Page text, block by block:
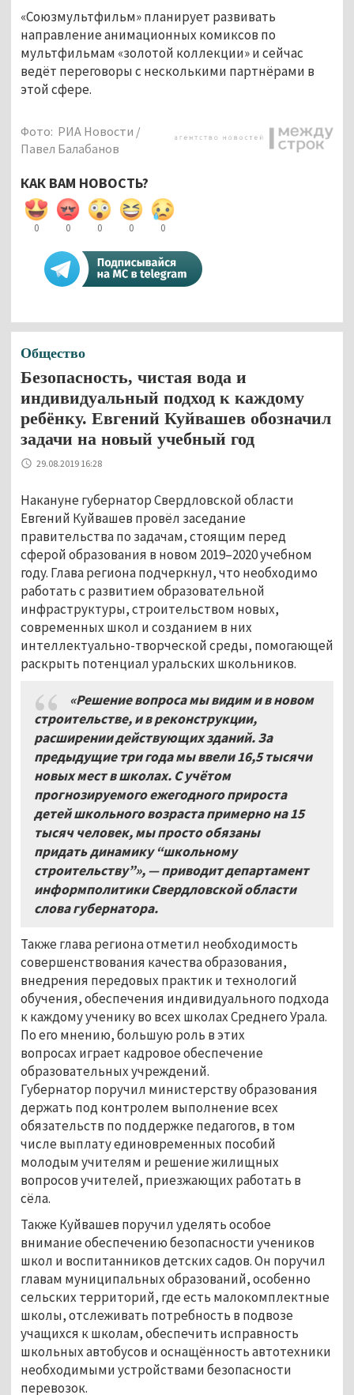
«Союзмультфильм» планирует развивать
направление анимационных комиксов по
мультфильмам «золотой коллекции» и сейчас
ведёт переговоры с несколькими партнёрами в
этой сфере.
Фото: РИА Новости /
Павел Балабанов
КАК ВАМ НОВОСТЬ?
0 0 0 0 0
Общество
Безопасность, чистая вода и
индивидуальный подход к каждому
ребёнку. Евгений Куйвашев обозначил
задачи на новый учебный год
29.08.2019 16:28
Накануне губернатор Свердловской области
Евгений Куйвашев провёл заседание
правительства по задачам, стоящим перед
сферой образования в новом 2019–2020 учебном
году. Глава региона подчеркнул, что необходимо
работать с развитием образовательной
инфраструктуры, строительством новых,
современных школ и созданием в них
интеллектуально-творческой среды, помогающей
раскрыть потенциал уральских школьников.
«Решение вопроса мы видим и в новом
строительстве, и в реконструкции,
расширении действующих зданий. За
предыдущие три года мы ввели 16,5 тысячи
новых мест в школах. С учётом
прогнозируемого ежегодного прироста
детей школьного возраста примерно на 15
тысяч человек, мы просто обязаны
придать динамику “школьному
строительству”», — приводит департамент
информполитики Свердловской области
слова губернатора.
Также глава региона отметил необходимость
совершенствования качества образования,
внедрения передовых практик и технологий
обучения, обеспечения индивидуального подхода
к каждому ученику во всех школах Среднего Урала.
По его мнению, большую роль в этих
вопросах играет кадровое обеспечение
образовательных учреждений.
Губернатор поручил министерству образования
держать под контролем выполнение всех
обязательств по поддержке педагогов, в том
числе выплату единовременных пособий
молодым учителям и решение жилищных
вопросов учителей, приезжающих работать в
сёла.
Также Куйвашев поручил уделять особое
внимание обеспечению безопасности учеников
школ и воспитанников детских садов. Он поручил
главам муниципальных образований, особенно
сельских территорий, где есть малокомплектные
школы, отслеживать потребность в подвозе
учащихся к школам, обеспечить исправность
школьных автобусов и оснащённость автотехники
необходимыми устройствами безопасности
перевозок.